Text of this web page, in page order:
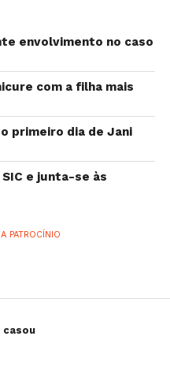
Pedro Teixeira e é
de “Photoshop
na casa de
envolvimento no caso
com a filha mais
primeiro dia de Jani
e junta-se às
PATROCÍNIO
casou